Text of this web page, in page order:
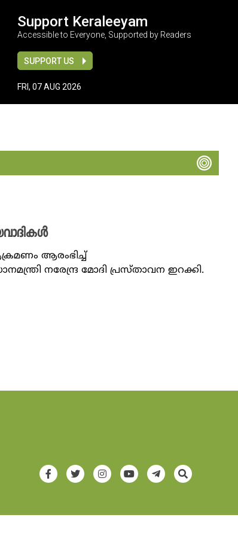
Support Keraleeyam
Accessible to Everyone, Supported by Readers
SUPPORT US
FRI, 07 AUG 2026
ആരംഭിച്ച്
നരേന്ദ്ര മോദി പ്രസ്താവന ഇറക്കി.